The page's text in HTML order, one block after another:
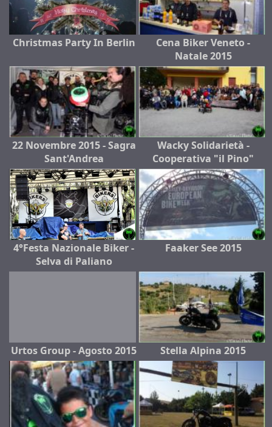
Christmas Party In Berlin
Cena Biker Veneto -
Natale 2015
22 Novembre 2015 - Sagra
Sant'Andrea
Wacky Solidarietà -
Cooperativa "il Pino"
4°Festa Nazionale Biker -
Selva di Paliano
Faaker See 2015
Urtos Group - Agosto 2015 Stella Alpina 2015